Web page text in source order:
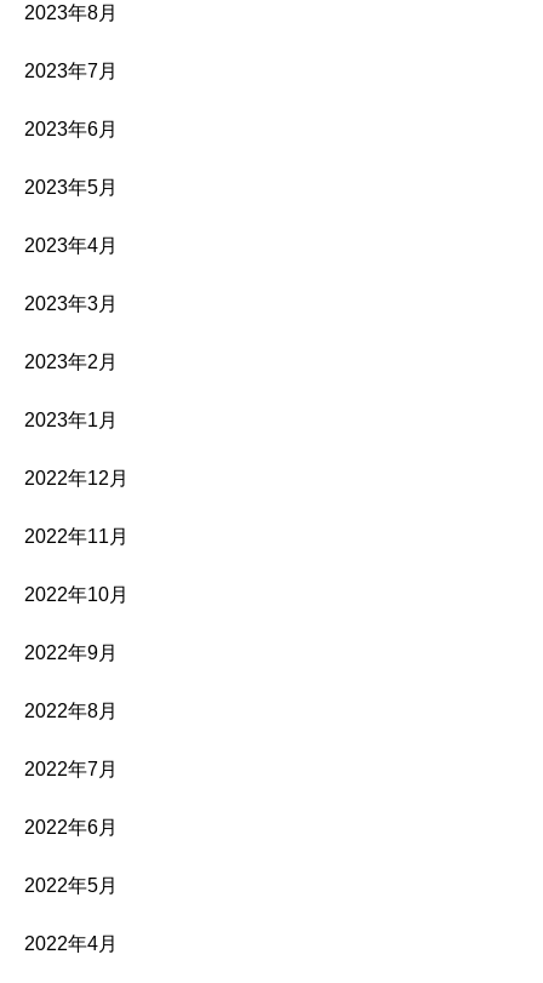
2023年8月
2023年7月
2023年6月
2023年5月
2023年4月
2023年3月
2023年2月
2023年1月
2022年12月
2022年11月
2022年10月
2022年9月
2022年8月
2022年7月
2022年6月
2022年5月
2022年4月